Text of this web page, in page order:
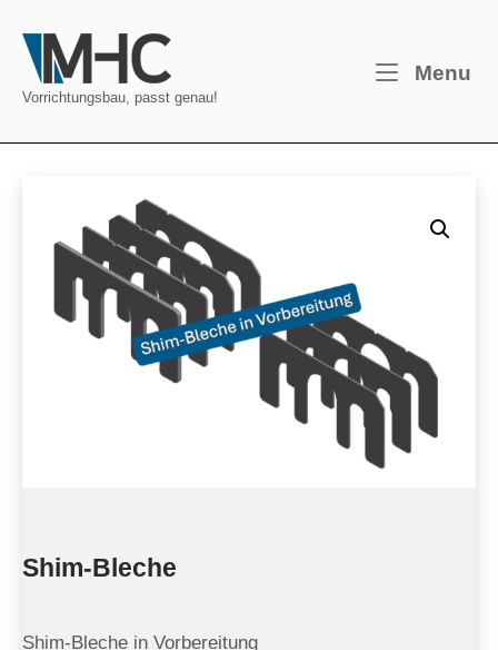
content
Home
Vorrichtungsbau, passt genau!
Menu
Shim-Bleche
Shim-Bleche in Vorbereitung